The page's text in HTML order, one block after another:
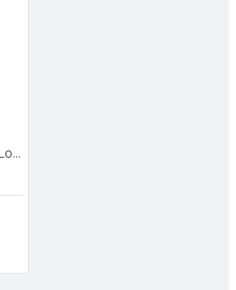
HL Premier Double Locking Jack Stand Dongkrak 3 Ton Penyangga Manual 3T